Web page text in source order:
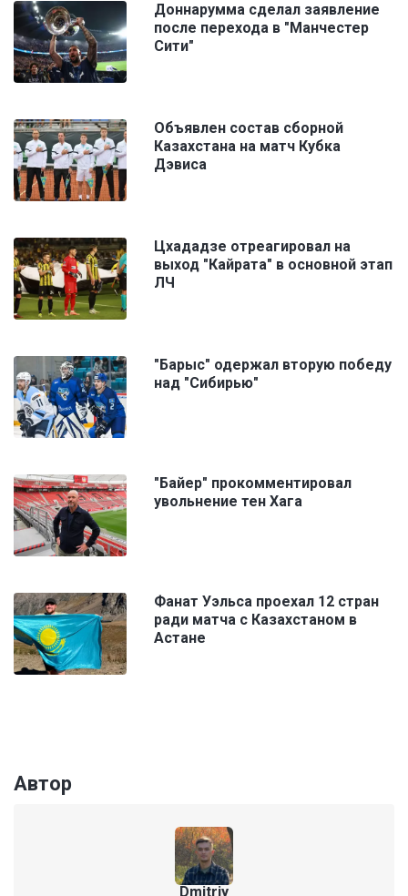
Доннарумма сделал заявление
после перехода в "Манчестер
Сити"
Объявлен состав сборной
Казахстана на матч Кубка
Дэвиса
Цхададзе отреагировал на
выход "Кайрата" в основной этап
ЛЧ
"Барыс" одержал вторую победу
над "Сибирью"
"Байер" прокомментировал
увольнение тен Хага
Фанат Уэльса проехал 12 стран
ради матча с Казахстаном в
Астане
Автор
Dmitriy